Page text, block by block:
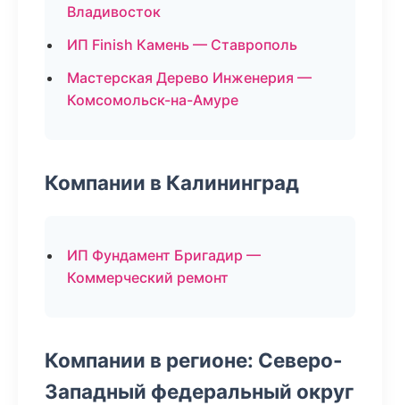
Владивосток
ИП Finish Камень — Ставрополь
Мастерская Дерево Инженерия —
Комсомольск-на-Амуре
Компании в Калининград
ИП Фундамент Бригадир —
Коммерческий ремонт
Компании в регионе: Северо-
Западный федеральный округ